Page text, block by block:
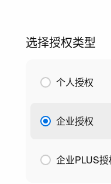
选择授权类型
个人授权
企业授权
企业PLUS授